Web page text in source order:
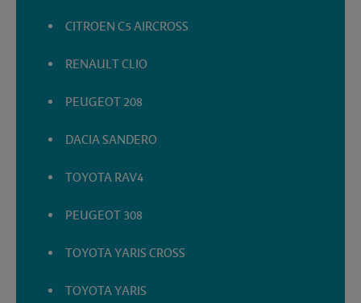
CITROEN C5 AIRCROSS
RENAULT CLIO
PEUGEOT 208
DACIA SANDERO
TOYOTA RAV4
PEUGEOT 308
TOYOTA YARIS CROSS
TOYOTA YARIS